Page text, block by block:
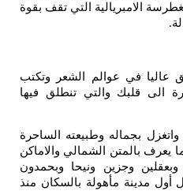
الامبريالية التي تقف بقوة
.
عاليا في عوالم الشعر وتكتب
الى قلبك والتي تنطلق فيها
واتغزل بجماله وطبيعته الساحرة
يعرف بالمتن الشمالي والاماكن
وجزين ونيحا وبحمدون
مدينة مأهولة بالسكان منذ